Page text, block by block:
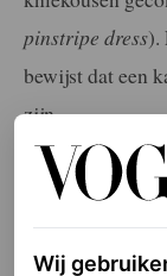
pinstripe dress).
bewijst dat een
zijn.
Emily
Wij